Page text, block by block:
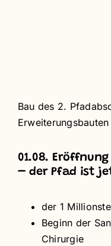
Bau des 2.
Erweiterungsbauten
01.08.
– der Pfad ist
der 1
Beginn der
Chirurgie